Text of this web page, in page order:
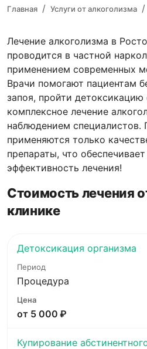
Главная Услуги от алкоголизма
Лечение алкоголизма в
проводится в частной
применением современных
Врачи помогают пациентам
запоя, пройти детоксикацию
комплексное лечение
наблюдением специалистов.
применяются только
препараты, что
эффективность лечения!
Стоимость лечения
клинике
Детоксикация организма
Процедура
от 5 000 ₽
Купирование